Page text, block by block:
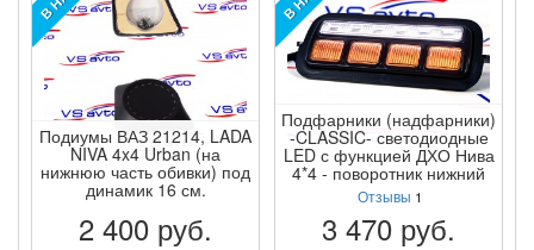
Подиумы ВАЗ 21214, LADA
NIVA 4x4 Urban (на
нижнюю часть обивки) под
динамик 16 см.
2 400 руб.
Подфарники (надфарники)
-CLASSIC- светодиодные
LED с функцией ДХО Нива
4*4 - поворотник нижний
Отзывы 1
3 470 руб.